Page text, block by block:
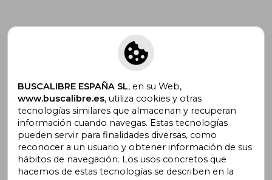
Suscríbete para recibir ofertas y
promociones
¿Necesitas ayuda?
BUSCALIBRE ESPAÑA SL, en su Web,
www.buscalibre.es, utiliza cookies y otras
tecnologías similares que almacenan y recuperan
información cuando navegas. Estas tecnologías
pueden servir para finalidades diversas, como
reconocer a un usuario y obtener información de sus
hábitos de navegación. Los usos concretos que
hacemos de estas tecnologías se describen en la